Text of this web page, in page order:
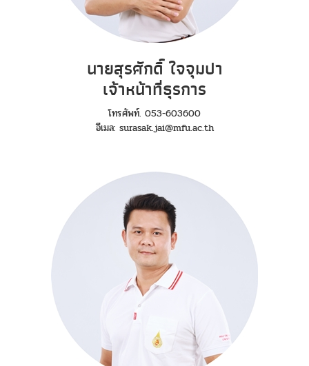
นายสุรศักดิ์ ใจจุมปา
เจ้าหน้าที่ธุรการ
โทรศัพท์. 053-603600
อีเมล: surasak.jai@mfu.ac.th